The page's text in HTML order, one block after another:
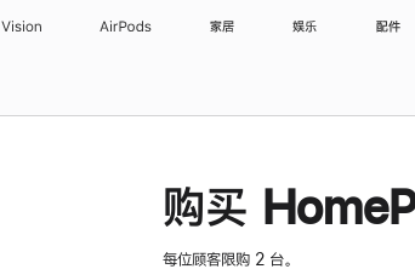
Vision AirPods 家居 娱乐 配件
购买
每位顾客限购 2 台。